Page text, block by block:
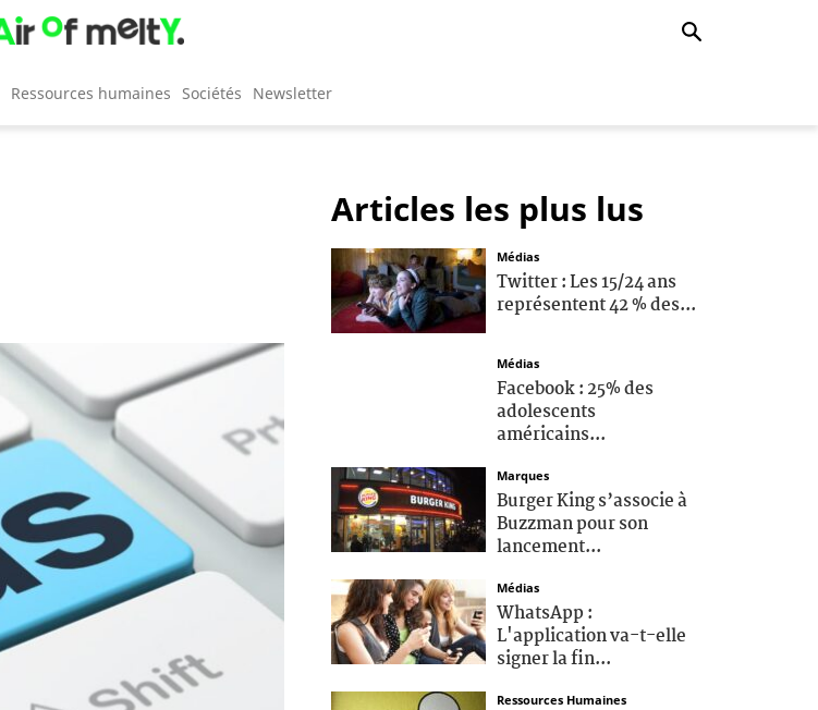
Ressources humaines Sociétés Newsletter
Articles les plus lus
Médias
Twitter : Les 15/24 ans
représentent 42 % des...
Médias
Facebook : 25% des
adolescents
américains...
Marques
Burger King s’associe à
Buzzman pour son
lancement...
Médias
WhatsApp :
L'application va-t-elle
signer la fin...
Ressources Humaines